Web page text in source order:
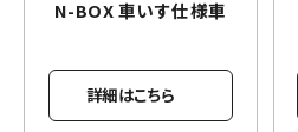
N-BOX車いす仕様車
詳細はこちら